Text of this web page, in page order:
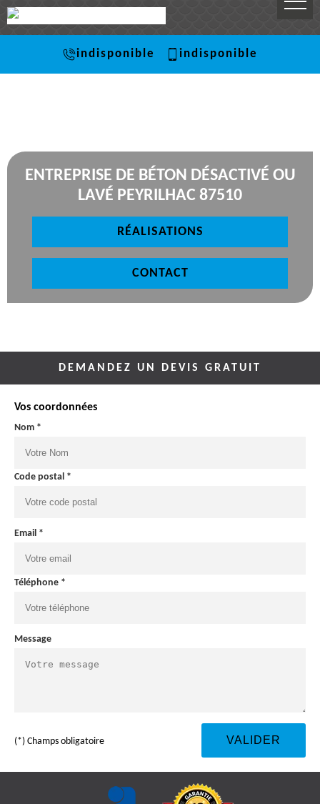
indisponible indisponible
ENTREPRISE DE BÉTON DÉSACTIVÉ OU
LAVÉ PEYRILHAC 87510
RÉALISATIONS
CONTACT
DEMANDEZ UN DEVIS GRATUIT
Vos coordonnées
Nom *
Code postal *
Email *
Téléphone *
Message
(*) Champs obligatoire